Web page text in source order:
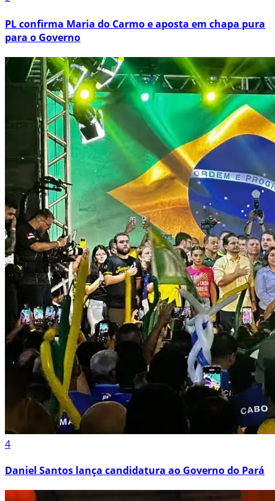
PL confirma Maria do Carmo e aposta em chapa pura
para o Governo
4
Daniel Santos lança candidatura ao Governo do Pará